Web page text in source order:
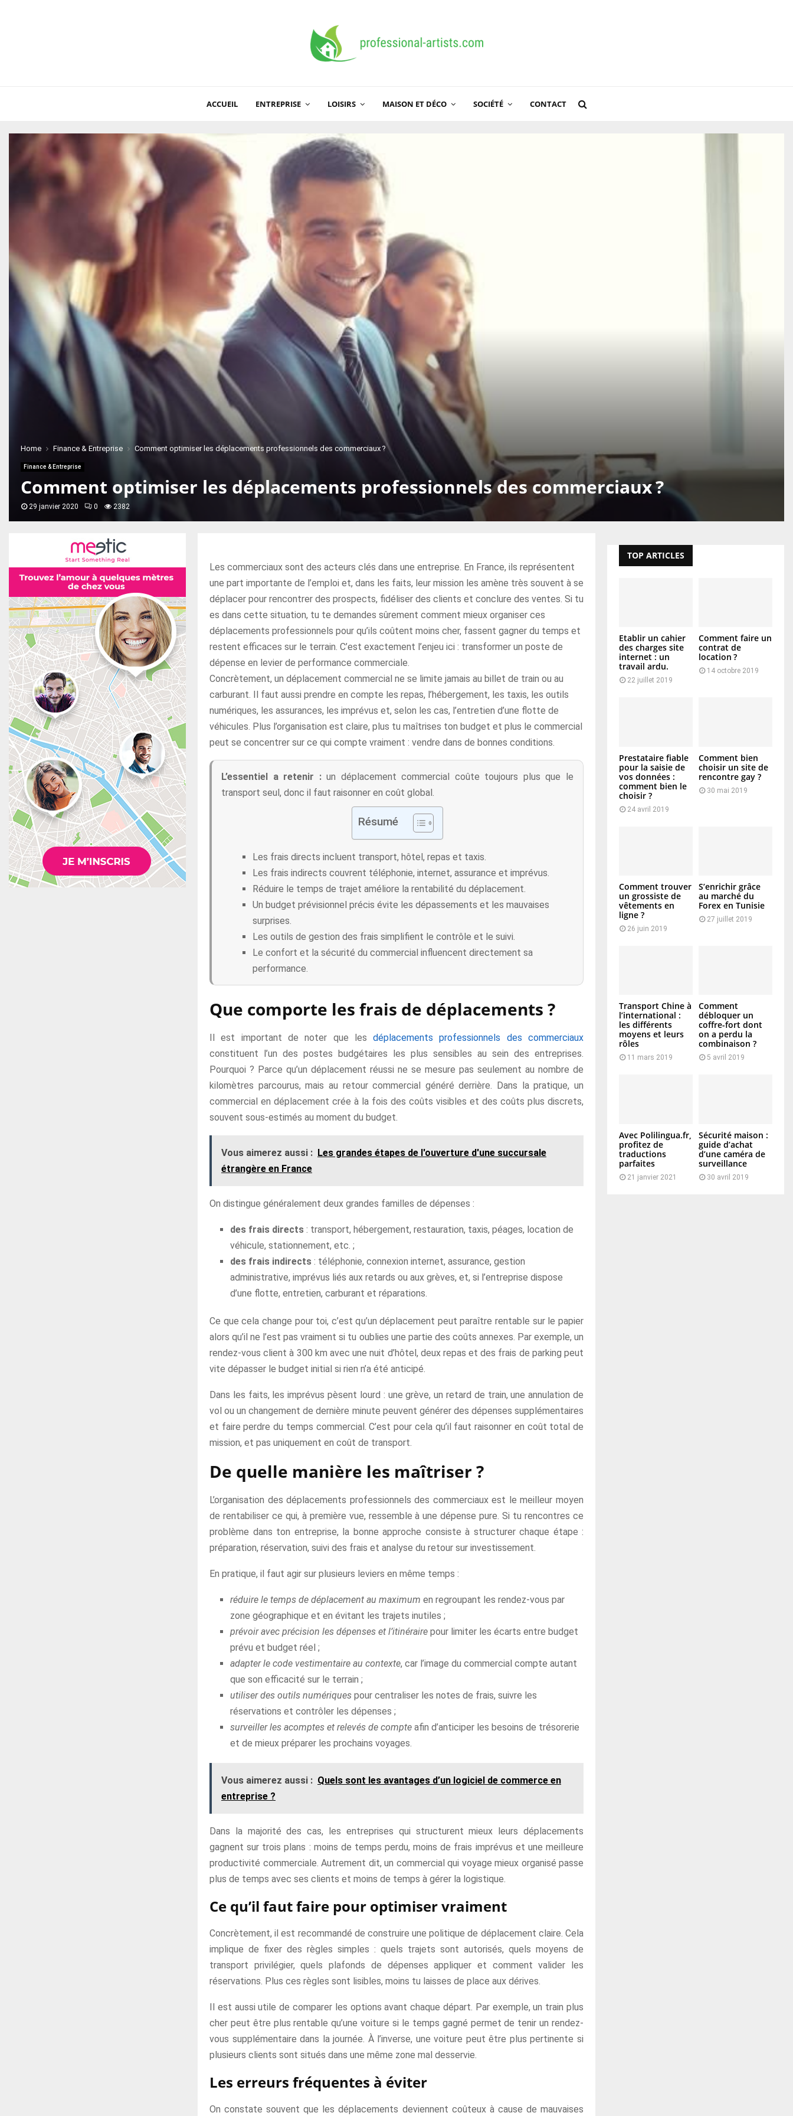
ACCUEIL ENTREPRISE LOISIRS MAISON ET DÉCO SOCIÉTÉ CONTACT
Home Finance & Entreprise Comment optimiser les déplacements professionnels des commerciaux ?
Finance & Entreprise
Comment optimiser les déplacements professionnels des commerciaux ?
29 janvier 2020 0 2382
Les commerciaux sont des acteurs clés dans une entreprise. En France, ils représentent
une part importante de l’emploi et, dans les faits, leur mission les amène très souvent à se
déplacer pour rencontrer des prospects, fidéliser des clients et conclure des ventes. Si tu
es dans cette situation, tu te demandes sûrement comment mieux organiser ces
déplacements professionnels pour qu’ils coûtent moins cher, fassent gagner du temps et
restent efficaces sur le terrain. C’est exactement l’enjeu ici : transformer un poste de
dépense en levier de performance commerciale.
Concrètement, un déplacement commercial ne se limite jamais au billet de train ou au
carburant. Il faut aussi prendre en compte les repas, l’hébergement, les taxis, les outils
numériques, les assurances, les imprévus et, selon les cas, l’entretien d’une flotte de
véhicules. Plus l’organisation est claire, plus tu maîtrises ton budget et plus le commercial
peut se concentrer sur ce qui compte vraiment : vendre dans de bonnes conditions.
L’essentiel a retenir :un déplacement commercial coûte toujours plus que le
transport seul, donc il faut raisonner en coût global.
Résumé
Les frais directs incluent transport, hôtel, repas et taxis.
Les frais indirects couvrent téléphonie, internet, assurance et imprévus.
Réduire le temps de trajet améliore la rentabilité du déplacement.
Un budget prévisionnel précis évite les dépassements et les mauvaises
surprises.
Les outils de gestion des frais simplifient le contrôle et le suivi.
Le confort et la sécurité du commercial influencent directement sa
performance.
Que comporte les frais de déplacements ?
Il est important de noter que lesdéplacements professionnels des commerciaux
constituent l’un des postes budgétaires les plus sensibles au sein des entreprises.
Pourquoi ? Parce qu’un déplacement réussi ne se mesure pas seulement au nombre de
kilomètres parcourus, mais au retour commercial généré derrière. Dans la pratique, un
commercial en déplacement crée à la fois des coûts visibles et des coûts plus discrets,
souvent sous-estimés au moment du budget.
Vous aimerez aussi : Les grandes étapes de l'ouverture d'une succursale
étrangère en France
On distingue généralement deux grandes familles de dépenses :
des frais directs : transport, hébergement, restauration, taxis, péages, location de
véhicule, stationnement, etc. ;
des frais indirects : téléphonie, connexion internet, assurance, gestion
administrative, imprévus liés aux retards ou aux grèves, et, si l’entreprise dispose
d’une flotte, entretien, carburant et réparations.
Ce que cela change pour toi, c’est qu’un déplacement peut paraître rentable sur le papier
alors qu’il ne l’est pas vraiment si tu oublies une partie des coûts annexes. Par exemple, un
rendez-vous client à 300 km avec une nuit d’hôtel, deux repas et des frais de parking peut
vite dépasser le budget initial si rien n’a été anticipé.
Dans les faits, les imprévus pèsent lourd : une grève, un retard de train, une annulation de
vol ou un changement de dernière minute peuvent générer des dépenses supplémentaires
et faire perdre du temps commercial. C’est pour cela qu’il faut raisonner en coût total de
mission, et pas uniquement en coût de transport.
De quelle manière les maîtriser ?
L’organisation des déplacements professionnels des commerciaux est le meilleur moyen
de rentabiliser ce qui, à première vue, ressemble à une dépense pure. Si tu rencontres ce
problème dans ton entreprise, la bonne approche consiste à structurer chaque étape :
préparation, réservation, suivi des frais et analyse du retour sur investissement.
En pratique, il faut agir sur plusieurs leviers en même temps :
réduire le temps de déplacement au maximum en regroupant les rendez-vous par
zone géographique et en évitant les trajets inutiles ;
prévoir avec précision les dépenses et l’itinéraire pour limiter les écarts entre budget
prévu et budget réel ;
adapter le code vestimentaire au contexte, car l’image du commercial compte autant
que son efficacité sur le terrain ;
utiliser des outils numériques pour centraliser les notes de frais, suivre les
réservations et contrôler les dépenses ;
surveiller les acomptes et relevés de compte afin d’anticiper les besoins de trésorerie
et de mieux préparer les prochains voyages.
Vous aimerez aussi : Quels sont les avantages d’un logiciel de commerce en
entreprise ?
Dans la majorité des cas, les entreprises qui structurent mieux leurs déplacements
gagnent sur trois plans : moins de temps perdu, moins de frais imprévus et une meilleure
productivité commerciale. Autrement dit, un commercial qui voyage mieux organisé passe
plus de temps avec ses clients et moins de temps à gérer la logistique.
Ce qu’il faut faire pour optimiser vraiment
Concrètement, il est recommandé de construire une politique de déplacement claire. Cela
implique de fixer des règles simples : quels trajets sont autorisés, quels moyens de
transport privilégier, quels plafonds de dépenses appliquer et comment valider les
réservations. Plus ces règles sont lisibles, moins tu laisses de place aux dérives.
Il est aussi utile de comparer les options avant chaque départ. Par exemple, un train plus
cher peut être plus rentable qu’une voiture si le temps gagné permet de tenir un rendez-
vous supplémentaire dans la journée. À l’inverse, une voiture peut être plus pertinente si
plusieurs clients sont situés dans une même zone mal desservie.
Les erreurs fréquentes à éviter
On constate souvent que les déplacements deviennent coûteux à cause de mauvaises
TOP ARTICLES
Etablir un cahier
des charges site
internet : un
travail ardu.
22 juillet 2019
Comment faire un
contrat de
location ?
14 octobre 2019
Prestataire fiable
pour la saisie de
vos données :
comment bien le
choisir ?
24 avril 2019
Comment bien
choisir un site de
rencontre gay ?
30 mai 2019
Comment trouver
un grossiste de
vêtements en
ligne ?
26 juin 2019
S’enrichir grâce
au marché du
Forex en Tunisie
27 juillet 2019
Transport Chine à
l’international :
les différents
moyens et leurs
rôles
11 mars 2019
Comment
débloquer un
coffre-fort dont
on a perdu la
combinaison ?
5 avril 2019
Avec Polilingua.fr,
profitez de
traductions
parfaites
21 janvier 2021
Sécurité maison :
guide d’achat
d’une caméra de
surveillance
30 avril 2019